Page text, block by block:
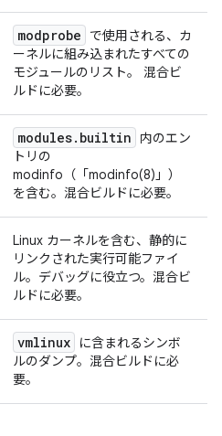
modprobe
で使用される、カ
ーネルに組み込まれたすべての
モジュールのリスト。 混合ビ
ルドに必要。
modules. builtin
内のエン
トリの
modinfo（「modinfo(8)」）
を含む。混合ビルドに必要。
Linux カーネルを含む、静的に
リンクされた実行可能ファイ
ル。デバッグに役立つ。混合ビ
ルドに必要。
vmlinux
に含まれるシンボ
ルのダンプ。混合ビルドに必
要。